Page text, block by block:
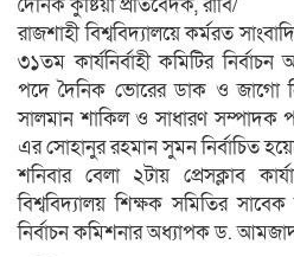
রাজশাহী বিশ্ববিদ্যালয়ে কর্মরত
৩১তম কার্যনির্বাহী কমিটির
পদে দৈনিক ভোরের ডাক ও জাগো
সালমান শাকিল ও সাধারণ সম্পাদক
এর সোহানুর রহমান সুমন নির্বাচিত
শনিবার বেলা ২টায় প্রেসক্লাব
বিশ্ববিদ্যালয় শিক্ষক সমিতির
নির্বাচন কমিশনার অধ্যাপক ড.